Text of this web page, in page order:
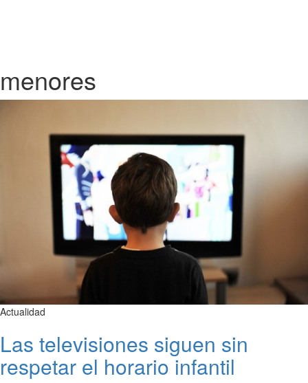
menores
Actualidad
Las televisiones siguen sin
respetar el horario infantil